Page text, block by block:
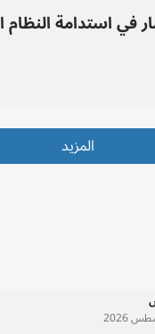
في استدامة النظام
المزيد